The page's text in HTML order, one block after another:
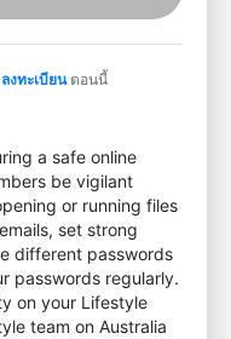
ลงทะเบียนตอนนี้
a safe online
be vigilant
or running files
set strong
different passwords
passwords regularly.
on your Lifestyle
team on Australia